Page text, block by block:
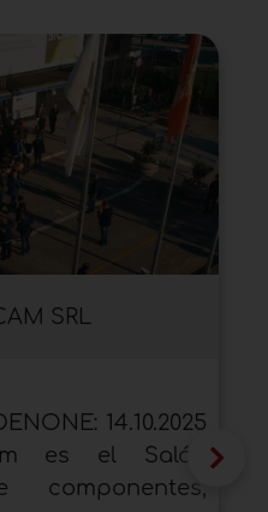
SRL
14.10.2025
es el Salón
componentes,